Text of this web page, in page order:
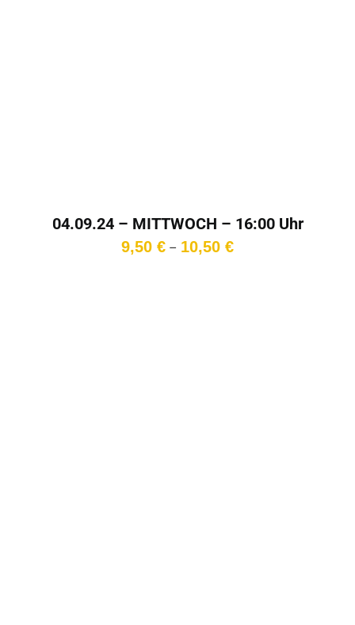
04.09.24 – MITTWOCH – 16:00 Uhr
9,50 € – 10,50 €Preisspanne: